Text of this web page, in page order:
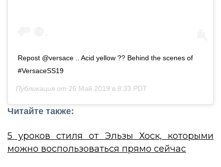
Repost @versace .. Acid yellow ?? Behind the scenes of
#VersaceSS19
Публикация от 26 Май 2019 в 8:33 PDT
Читайте также:
5 уроков стиля от Эльзы Хоск, которыми
можно воспользоваться прямо сейчас